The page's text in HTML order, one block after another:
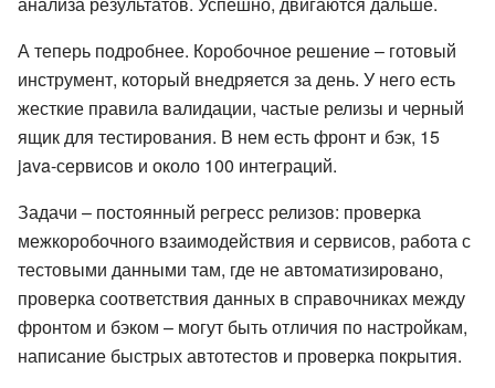
А теперь подробнее. Коробочное решение – готовый
инструмент, который внедряется за день. У него есть
жесткие правила валидации, частые релизы и черный
ящик для тестирования. В нем есть фронт и бэк, 15
java-сервисов и около 100 интеграций.
Задачи – постоянный регресс релизов: проверка
межкоробочного взаимодействия и сервисов, работа с
тестовыми данными там, где не автоматизировано,
проверка соответствия данных в справочниках между
фронтом и бэком – могут быть отличия по настройкам,
написание быстрых автотестов и проверка покрытия.